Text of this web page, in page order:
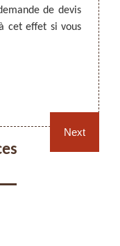
fauteuil, chaises
et sièges 59
de devis
cet effet si vous
êtes
tarifs
projet.
Next